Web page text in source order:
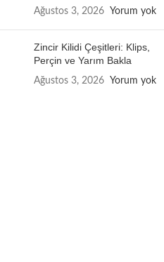
Ağustos 3, 2026 Yorum yok
Zincir Kilidi Çeşitleri: Klips,
Perçin ve Yarım Bakla
Ağustos 3, 2026 Yorum yok